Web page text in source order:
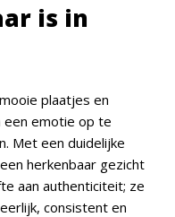
is in
plaatjes en
emotie op te
Met een duidelijke
herkenbaar gezicht
aan authenticiteit; ze
consistent en